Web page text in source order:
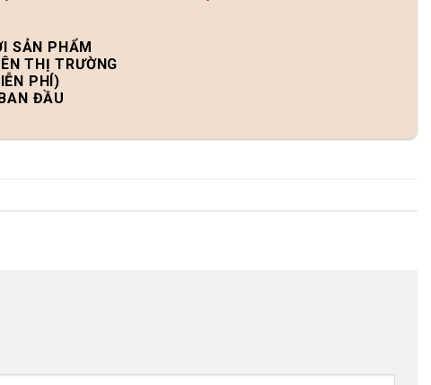
SẢN PHẨM
THỊ TRƯỜNG
PHÍ)
ĐẦU